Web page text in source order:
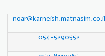
noar@karneish.matnasim.co.il
054-5290552